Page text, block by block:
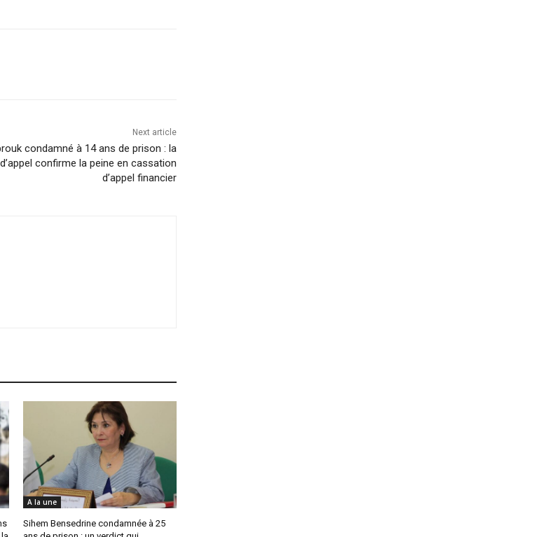
Next article
condamné à 14 ans de prison : la
confirme la peine en cassation
d’appel financier
A la une
Sihem Bensedrine condamnée à 25